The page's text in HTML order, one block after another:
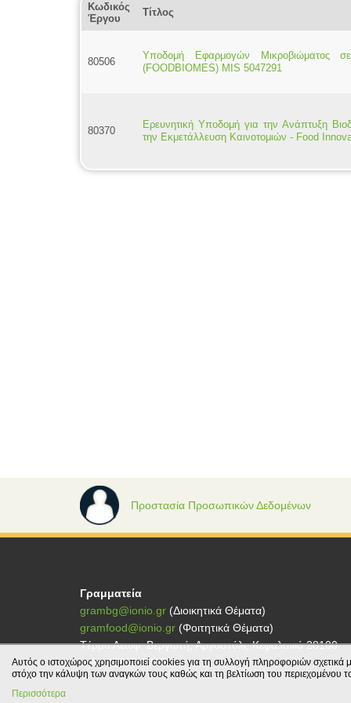
Κωδικός
Έργου
Τίτλος
80506
Υποδομή Εφαρμογών Μικροβιώματος
(FOODBIOMES) MIS 5047291
80370
Ερευνητική Υποδομή για την Ανάπτυξη
την Εκμετάλλευση Καινοτομιών - Food
Προστασία Προσωπικών Δεδομένων
Γραμματεία
grambg@ionio.gr (Διοικητικά Θέματα)
gramfood@ionio.gr (Φοιτητικά Θέματα)
Tέρμα Λεωφ. Βεργωτή, Αργοστόλι, Κεφαλονιά 28100
τηλ.: 26710-27101
Αυτός ο ιστοχώρος χρησιμοποιεί cookies για τη συλλογή πληροφοριών σχετικά
στόχο την κάλυψη των αναγκών τους καθώς και τη βελτίωση του περιεχομένου
Περισσότερα